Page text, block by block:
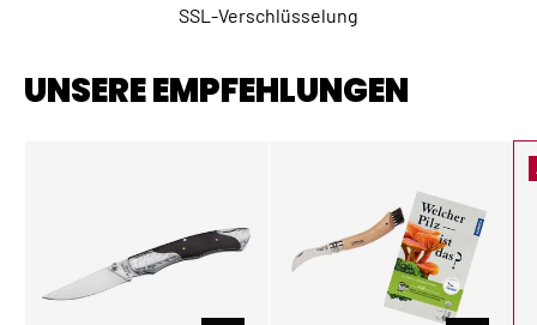
SSL-Verschlüsselung
UNSERE EMPFEHLUNGEN